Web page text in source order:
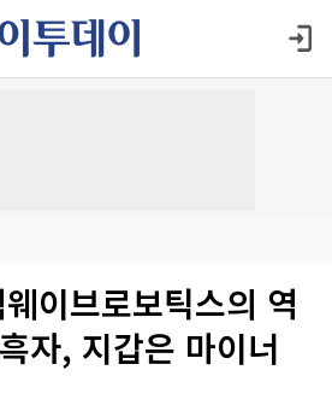
이브로보틱스의 역
자, 지갑은 마이너